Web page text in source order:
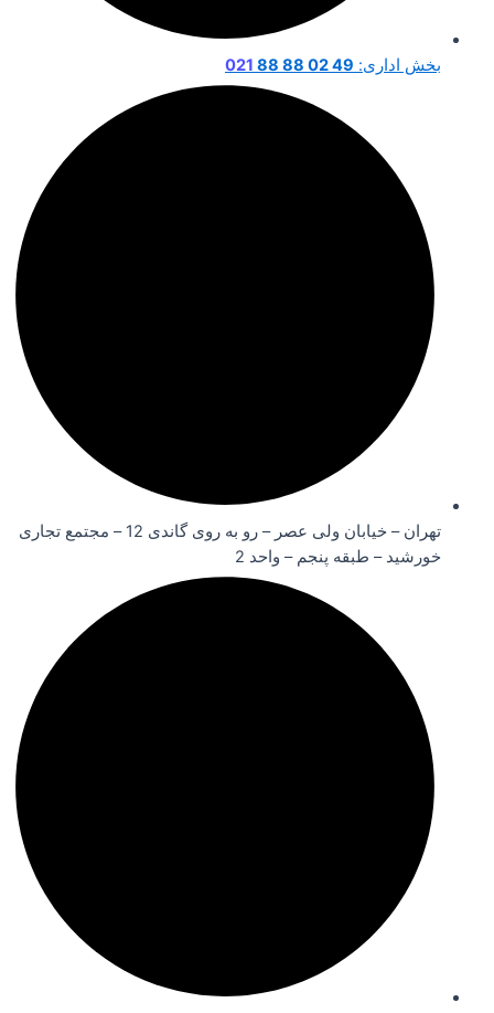
بخش اداری: 49 02 88 88
021
تهران – خیابان ولی عصر – رو به روی گاندی 12 – مجتمع تجاری
خورشید – طبقه پنجم – واحد 2